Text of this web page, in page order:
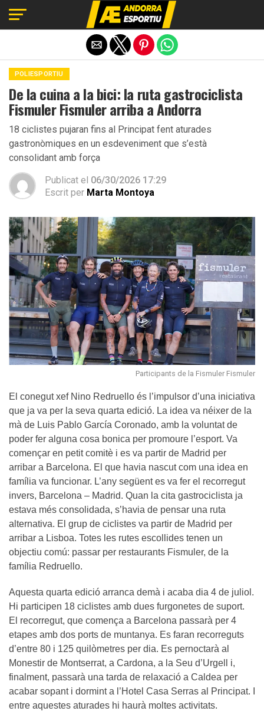
POLIESPORTIU
De la cuina a la bici: la ruta gastrociclista
Fismuler Fismuler arriba a Andorra
18 ciclistes pujaran fins al Principat fent aturades
gastronòmiques en un esdeveniment que s’està
consolidant amb força
Publicat el 06/30/2026 17:29
Escrit per Marta Montoya
Participants de la Fismuler Fismuler
El conegut xef Nino Redruello és l’impulsor d’una iniciativa
que ja va per la seva quarta edició. La idea va néixer de la
mà de Luis Pablo García Coronado, amb la voluntat de
poder fer alguna cosa bonica per promoure l’esport. Va
començar en petit comitè i es va partir de Madrid per
arribar a Barcelona. El que havia nascut com una idea en
família va funcionar. L’any següent es va fer el recorregut
invers, Barcelona – Madrid. Quan la cita gastrociclista ja
estava més consolidada, s’havia de pensar una ruta
alternativa. El grup de ciclistes va partir de Madrid per
arribar a Lisboa. Totes les rutes escollides tenen un
objectiu comú: passar per restaurants Fismuler, de la
família Redruello.
Aquesta quarta edició arranca demà i acaba dia 4 de juliol.
Hi participen 18 ciclistes amb dues furgonetes de suport.
El recorregut, que comença a Barcelona passarà per 4
etapes amb dos ports de muntanya. Es faran recorreguts
d’entre 80 i 125 quilòmetres per dia. Es pernoctarà al
Monestir de Montserrat, a Cardona, a la Seu d’Urgell i,
finalment, passarà una tarda de relaxació a Caldea per
acabar sopant i dormint a l’Hotel Casa Serras al Principat. I
entre aquestes aturades hi haurà moltes activitats.
Exit mobile version